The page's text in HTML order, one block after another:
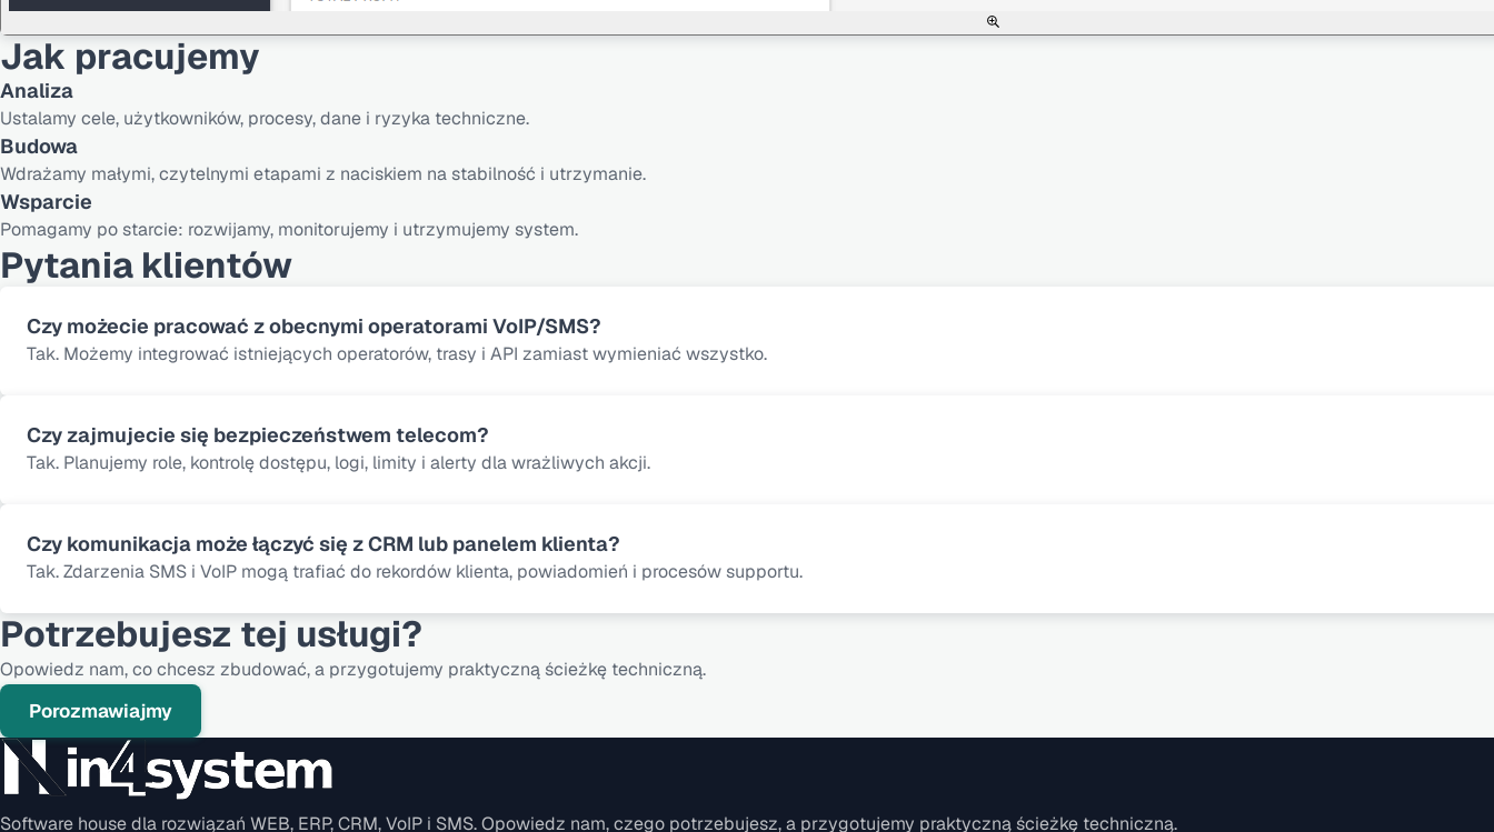
Jak pracujemy
Analiza
Ustalamy cele, użytkowników, procesy, dane i ryzyka techniczne.
Budowa
Wdrażamy małymi, czytelnymi etapami z naciskiem na stabilność i utrzymanie.
Wsparcie
Pomagamy po starcie: rozwijamy, monitorujemy i utrzymujemy system.
Pytania klientów
Czy możecie pracować z obecnymi operatorami VoIP/SMS?
Tak. Możemy integrować istniejących operatorów, trasy i API zamiast wymieniać wszystko.
Czy zajmujecie się bezpieczeństwem telecom?
Tak. Planujemy role, kontrolę dostępu, logi, limity i alerty dla wrażliwych akcji.
Czy komunikacja może łączyć się z CRM lub panelem klienta?
Tak. Zdarzenia SMS i VoIP mogą trafiać do rekordów klienta, powiadomień i procesów supportu.
Potrzebujesz tej usługi?
Opowiedz nam, co chcesz zbudować, a przygotujemy praktyczną ścieżkę techniczną.
Porozmawiajmy
Software house dla rozwiązań WEB, ERP, CRM, VoIP i SMS. Opowiedz nam, czego potrzebujesz, a przygotujemy praktyczną ścieżkę techniczną.